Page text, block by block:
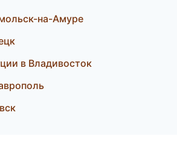
на-Амуре
в Владивосток